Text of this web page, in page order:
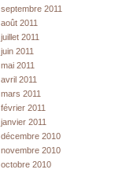
septembre 2011
août 2011
juillet 2011
juin 2011
mai 2011
avril 2011
mars 2011
février 2011
janvier 2011
décembre 2010
novembre 2010
octobre 2010